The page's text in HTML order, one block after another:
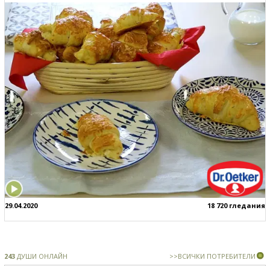
29.04.2020 18 720 гледания
243 ДУШИ ОНЛАЙН >>ВСИЧКИ ПОТРЕБИТЕЛИ